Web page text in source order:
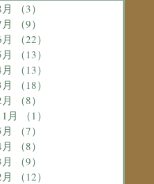
（3）
（9）
（22）
（13）
（13）
（18）
（8）
月
（1）
（7）
（8）
（9）
（12）